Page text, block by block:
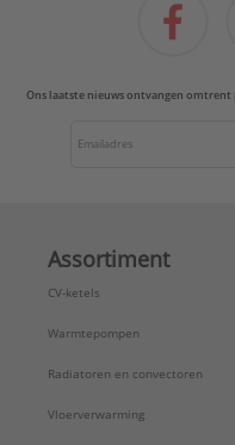
Ons laatste nieuws ontvangen omtrent
Assortiment
CV-ketels
Warmtepompen
Radiatoren en convectoren
Vloerverwarming